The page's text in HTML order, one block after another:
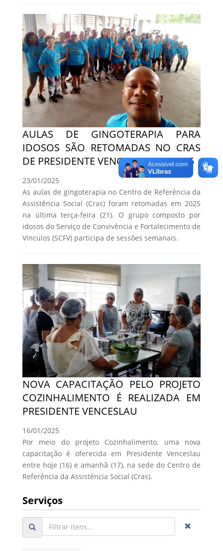
AULAS DE GINGOTERAPIA PARA
IDOSOS SÃO RETOMADAS NO CRAS
DE PRESIDENTE VENCESLAU EM 2025
23/01/2025
As aulas de gingoterapia no Centro de Referência da
Assistência Social (Cras) foram retomadas em 2025
na última terça-feira (21). O grupo composto por
idosos do Serviço de Convivência e Fortalecimento de
Vínculos (SCFV) participa de sessões semanais.
NOVA CAPACITAÇÃO PELO PROJETO
COZINHALIMENTO É REALIZADA EM
PRESIDENTE VENCESLAU
16/01/2025
Por meio do projeto Cozinhalimento, uma nova
capacitação é oferecida em Presidente Venceslau
entre hoje (16) e amanhã (17), na sede do Centro de
Referência da Assistência Social (Cras).
Serviços